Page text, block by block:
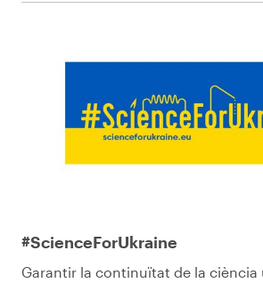
#ScienceForUkraine
Garantir la continuïtat de la ciència